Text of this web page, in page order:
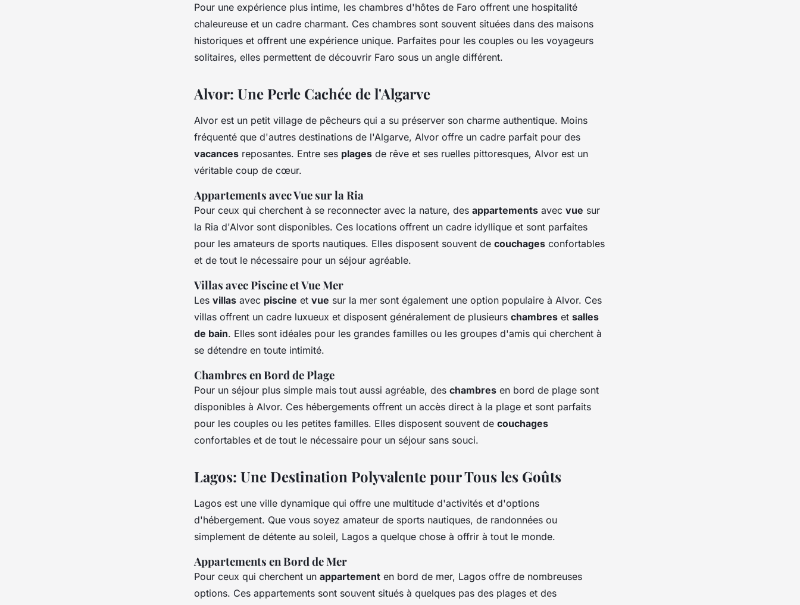
Pour une expérience plus intime, les chambres d'hôtes de Faro offrent une hospitalité
chaleureuse et un cadre charmant. Ces chambres sont souvent situées dans des maisons
historiques et offrent une expérience unique. Parfaites pour les couples ou les voyageurs
solitaires, elles permettent de découvrir Faro sous un angle différent.
Alvor: Une Perle Cachée de l'Algarve
Alvor est un petit village de pêcheurs qui a su préserver son charme authentique. Moins
fréquenté que d'autres destinations de l'Algarve, Alvor offre un cadre parfait pour des
vacances reposantes. Entre ses plages de rêve et ses ruelles pittoresques, Alvor est un
véritable coup de cœur.
Appartements avec Vue sur la Ria
Pour ceux qui cherchent à se reconnecter avec la nature, des appartements avec vue sur
la Ria d'Alvor sont disponibles. Ces locations offrent un cadre idyllique et sont parfaites
pour les amateurs de sports nautiques. Elles disposent souvent de couchages confortables
et de tout le nécessaire pour un séjour agréable.
Villas avec Piscine et Vue Mer
Les villas avec piscine et vue sur la mer sont également une option populaire à Alvor. Ces
villas offrent un cadre luxueux et disposent généralement de plusieurs chambres et salles
de bain. Elles sont idéales pour les grandes familles ou les groupes d'amis qui cherchent à
se détendre en toute intimité.
Chambres en Bord de Plage
Pour un séjour plus simple mais tout aussi agréable, des chambres en bord de plage sont
disponibles à Alvor. Ces hébergements offrent un accès direct à la plage et sont parfaits
pour les couples ou les petites familles. Elles disposent souvent de couchages
confortables et de tout le nécessaire pour un séjour sans souci.
Lagos: Une Destination Polyvalente pour Tous les Goûts
Lagos est une ville dynamique qui offre une multitude d'activités et d'options
d'hébergement. Que vous soyez amateur de sports nautiques, de randonnées ou
simplement de détente au soleil, Lagos a quelque chose à offrir à tout le monde.
Appartements en Bord de Mer
Pour ceux qui cherchent un appartement en bord de mer, Lagos offre de nombreuses
options. Ces appartements sont souvent situés à quelques pas des plages et des